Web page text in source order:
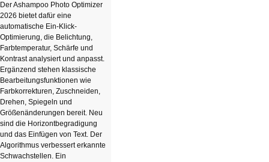
Der Ashampoo Photo Optimizer
2026 bietet dafür eine
automatische Ein-Klick-
Optimierung, die Belichtung,
Farbtemperatur, Schärfe und
Kontrast analysiert und anpasst.
Ergänzend stehen klassische
Bearbeitungsfunktionen wie
Farbkorrekturen, Zuschneiden,
Drehen, Spiegeln und
Größenänderungen bereit. Neu
sind die Horizontbegradigung
und das Einfügen von Text. Der
Algorithmus verbessert erkannte
Schwachstellen. Ein